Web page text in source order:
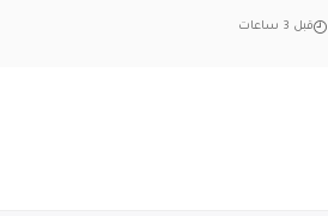
قبل 3 ساعات